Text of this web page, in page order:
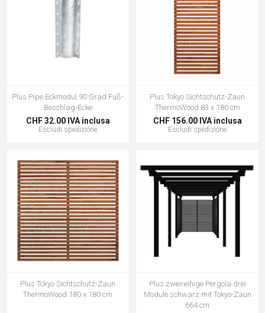
Plus Pipe Eckmodul 90 Grad Fuß-
Beschlag-Ecke
CHF 32.00 IVA inclusa
Escludi spedizione
Plus Tokyo Sichtschutz-Zaun
ThermoWood 83 x 180 cm
CHF 156.00 IVA inclusa
Escludi spedizione
Plus Tokyo Sichtschutz-Zaun
ThermoWood 180 x 180 cm
Plus zweireihige Pergola drei
Module schwarz mit Tokyo-Zaun
664 cm